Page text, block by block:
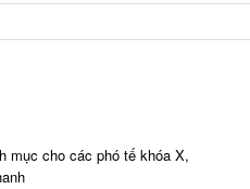
mục cho các phó tế khóa X,